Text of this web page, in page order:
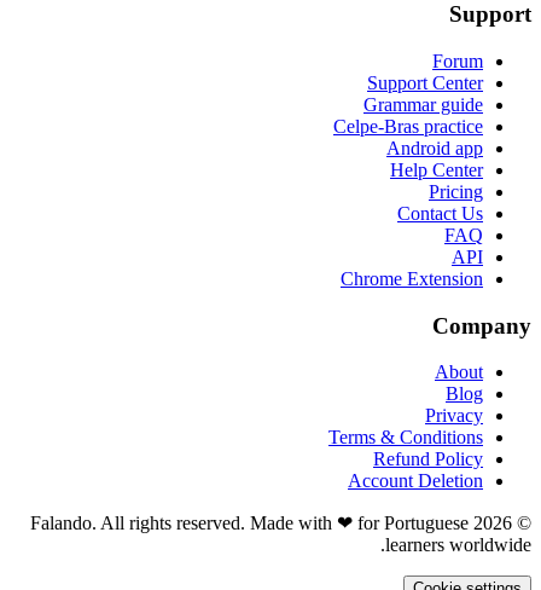
Support
Forum
Support Center
Grammar guide
Celpe-Bras practice
Android app
Help Center
Pricing
Contact Us
FAQ
API
Chrome Extension
Company
About
Blog
Privacy
Terms & Conditions
Refund Policy
Account Deletion
© 2026 Falando. All rights reserved. Made with ❤ for Portuguese
learners worldwide.